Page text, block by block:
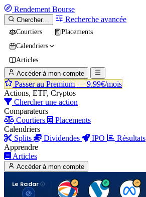
Rendement Bourse
Chercher… Recherche avancée
Courtiers
Placements
Calendriers
Articles
Accéder à mon compte
Passer au Premium — 9.99€/mois
Actions, ETF, Cryptos
Chercher une action
Comparateurs
Courtiers
Placements
Calendriers
Splits
Dividendes IPO
Résultats
Apprendre
Articles
Accéder à mon compte
Le Radar
T V M